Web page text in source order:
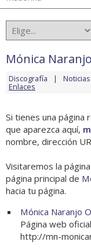
Mónica Naranjo
Discografía Noticias
Enlaces
Si tienes una página
que aparezca aquí,
nombre, dirección
Visitaremos la
página principal de
hacia tu página.
Mónica Naranjo
Página web oficial
http://mn-